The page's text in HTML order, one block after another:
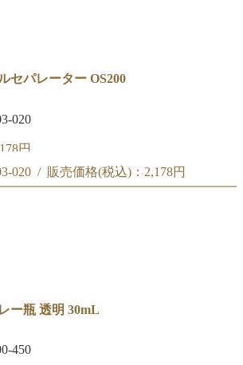
セパレーター OS200
020
円
セパレーター OS200
020 / 販売価格(税込)： 2,178円
ター OS200
ー瓶 透明 30mL
450